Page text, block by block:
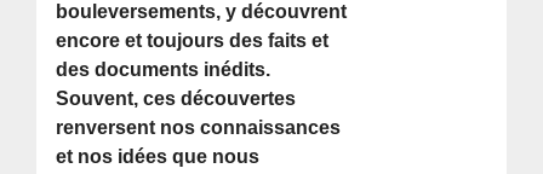
bouleversements, y découvrent
encore et toujours des faits et
des documents inédits.
Souvent, ces découvertes
renversent nos connaissances
et nos idées que nous